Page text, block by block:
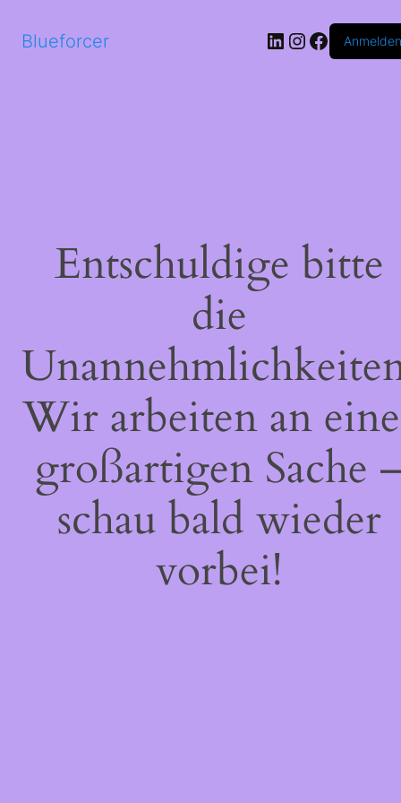
Blueforcer LinkedIn
Instagram
Anmelden
Entschuldige bitte
die
Wir arbeiten an
großartigen Sache
schau bald wieder
vorbei!